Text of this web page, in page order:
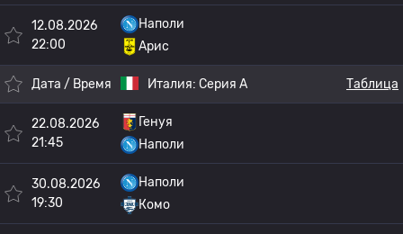
12.08.2026
22:00
Наполи
Арис
Дата / Время Италия: Серия А Таблица
22.08.2026
21:45
Генуя
Наполи
30.08.2026
19:30
Наполи
Комо